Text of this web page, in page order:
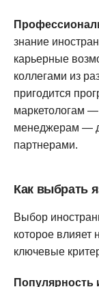
знание
карьерные
коллегами из
пригодится
маркетологам
менеджерам —
партнерами.
Как выбрать
Выбор
которое влияет
ключевые
Популярность